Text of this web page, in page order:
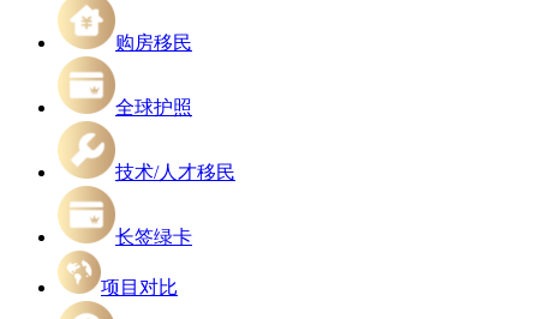
购房移民
全球护照
技术/人才移民
长签绿卡
项目对比